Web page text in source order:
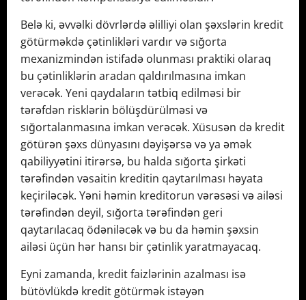
Belə ki, əvvəlki dövrlərdə əlilliyi olan şəxslərin kredit
götürməkdə çətinlikləri vardır və sığorta
mexanizmindən istifadə olunması praktiki olaraq
bu çətinliklərin aradan qaldırılmasına imkan
verəcək. Yeni qaydaların tətbiq edilməsi bir
tərəfdən risklərin bölüşdürülməsi və
sığortalanmasına imkan verəcək. Xüsusən də kredit
götürən şəxs dünyasını dəyişərsə və ya əmək
qabiliyyətini itirərsə, bu halda sığorta şirkəti
tərəfindən vəsaitin kreditin qaytarılması həyata
keçiriləcək. Yəni həmin kreditorun vərəsəsi və ailəsi
tərəfindən deyil, sığorta tərəfindən geri
qaytarılacaq ödəniləcək və bu da həmin şəxsin
ailəsi üçün hər hansı bir çətinlik yaratmayacaq.
Eyni zamanda, kredit faizlərinin azalması isə
bütövlükdə kredit götürmək istəyən